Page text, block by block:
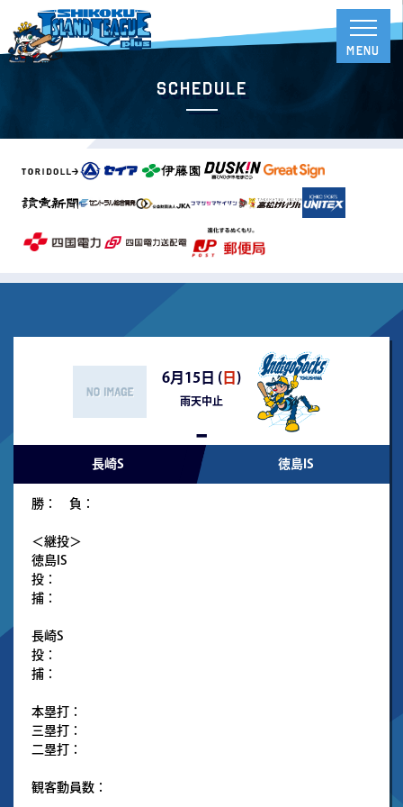
Schedule
6月15日 ( 日 )
雨天中止
-
長崎S 徳島IS
勝： 負：
＜継投＞
徳島IS
投：
捕：
長崎S
投：
捕：
本塁打：
三塁打：
二塁打：
観客動員数：